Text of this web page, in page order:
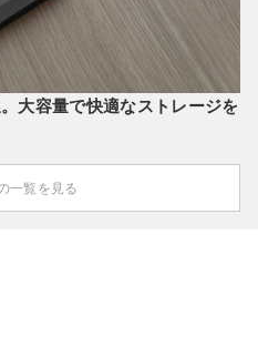
大容量で快適なストレージを
一覧を見る